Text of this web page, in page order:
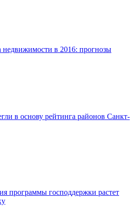
недвижимости в 2016: прогнозы
в основу рейтинга районов Санкт-
программы господдержки растет